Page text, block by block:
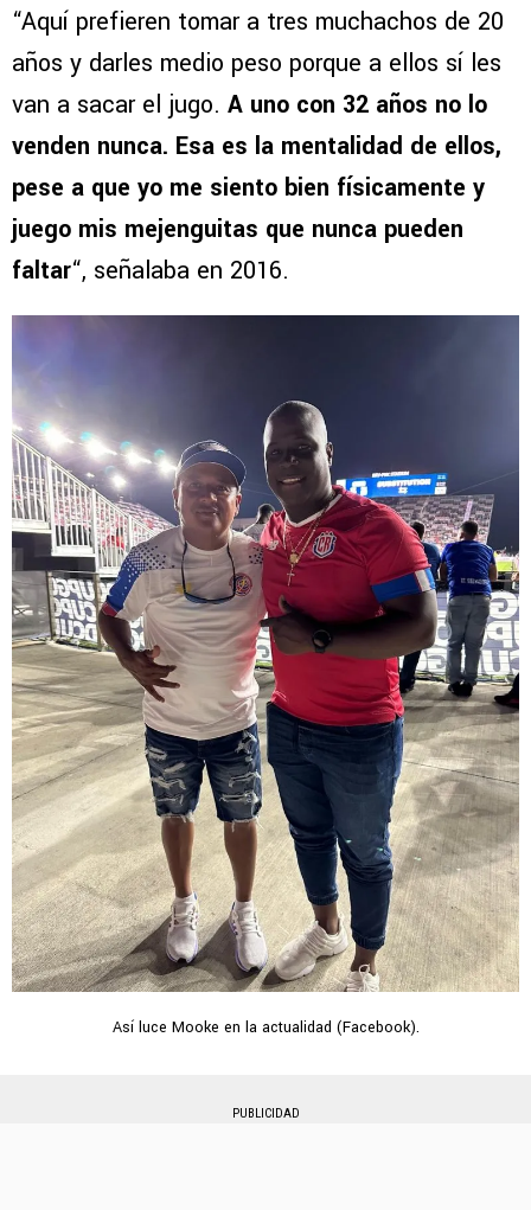
“Aquí prefieren tomar a tres muchachos de 20
años y darles medio peso porque a ellos sí les
van a sacar el jugo. A uno con 32 años no lo
venden nunca. Esa es la mentalidad de ellos,
pese a que yo me siento bien físicamente y
juego mis mejenguitas que nunca pueden
faltar“, señalaba en 2016.
Así luce Mooke en la actualidad (Facebook).
PUBLICIDAD